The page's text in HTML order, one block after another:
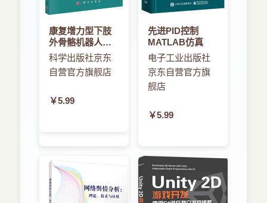
康复增力型下肢
外骨骼机器人智
能控制
科学出版社京东
自营官方旗舰店
￥5.99
先进PID控制
MATLAB仿真
电子工业出版社
京东自营官方旗
舰店
￥5.99